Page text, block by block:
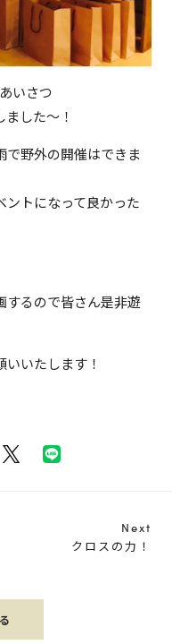
いさつ
した～！
で野外の開催はできま
ントになって良かった
するので皆さん是非遊
いたします！
Next
クロスの力！